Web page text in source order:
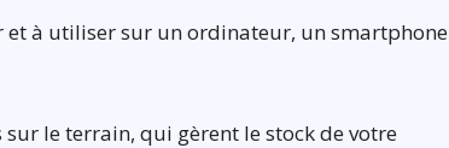
et à utiliser sur un ordinateur, un smartphone
le terrain, qui gèrent le stock de votre